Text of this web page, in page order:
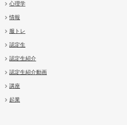
心理学
情報
服トレ
認定生
認定生紹介
認定生紹介動画
講座
起業